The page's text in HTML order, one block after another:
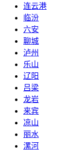
连云港
临汾
六安
聊城
泸州
乐山
辽阳
吕梁
龙岩
来宾
凉山
丽水
漯河